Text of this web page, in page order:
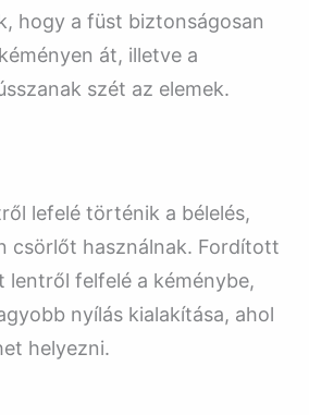
hogy a füst biztonságosan
át, illetve a
szét az elemek.
lefelé történik a bélelés,
csörlőt használnak. Fordított
lentről felfelé a kéménybe,
nyílás kialakítása, ahol
helyezni.